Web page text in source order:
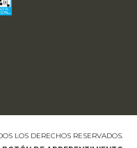
LOS DERECHOS RESERVADOS.